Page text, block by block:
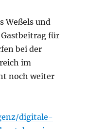
Weßels und
für
bei der
im
noch weiter
digitale-